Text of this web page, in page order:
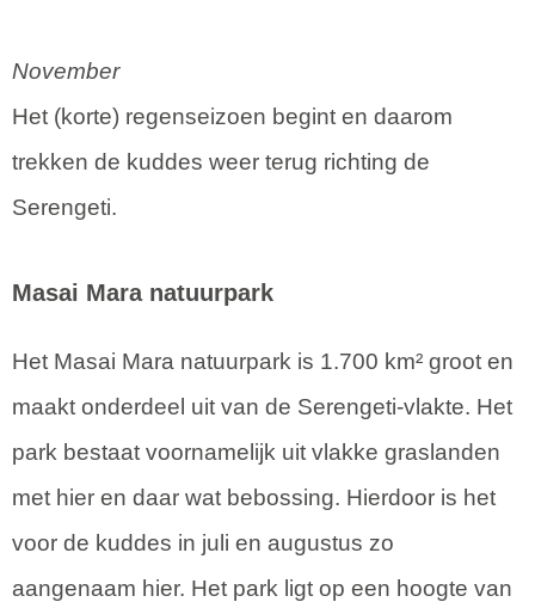
November
Het (korte) regenseizoen begint en daarom
trekken de kuddes weer terug richting de
Serengeti.
Masai Mara natuurpark
Het Masai Mara natuurpark is 1.700 km² groot en
maakt onderdeel uit van de Serengeti-vlakte. Het
park bestaat voornamelijk uit vlakke graslanden
met hier en daar wat bebossing. Hierdoor is het
voor de kuddes in juli en augustus zo
aangenaam hier. Het park ligt op een hoogte van